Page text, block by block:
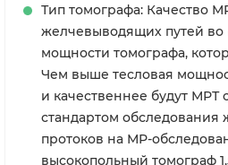
Тип томографа: Качество
желчевыводящих путей во
мощности томографа,
Чем выше тесловая
и качественнее будут МРТ
стандартом
протоков на МР-
высокопольный томограф